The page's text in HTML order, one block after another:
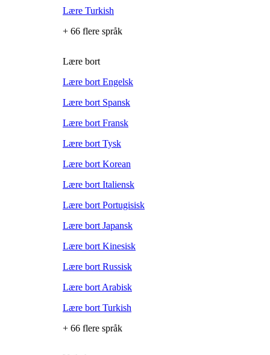
Lære Turkish
+ 66 flere språk
Lære bort
Lære bort Engelsk
Lære bort Spansk
Lære bort Fransk
Lære bort Tysk
Lære bort Korean
Lære bort Italiensk
Lære bort Portugisisk
Lære bort Japansk
Lære bort Kinesisk
Lære bort Russisk
Lære bort Arabisk
Lære bort Turkish
+ 66 flere språk